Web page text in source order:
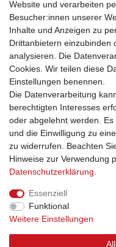
Newsletter
Honig
Hiermit bestätige ich, dass ich
Einwilligung kann ich jederzeit
Impressum
Widerrufs­recht
Website und verarbeiten
Besucher:innen unserer
Inhalte und Anzeigen zu
Drittanbietern einzubinden
analysieren. Die
Cookies. Wir teilen diese
Einstellungen benennen.
Die Datenverarbeitung
berechtigten Interesses
oder abgelehnt werden.
und die Einwilligung zu
zu widerrufen. Beachten
Hinweise zur Verwendung
Daten­schutz­erklärung
Essenziell
Funktional
Weitere Einstellungen